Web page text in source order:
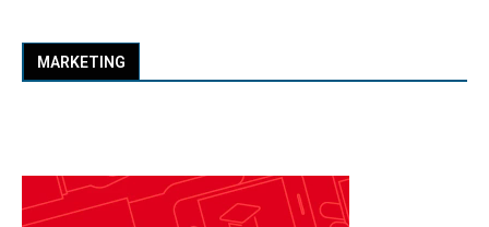
MARKETING